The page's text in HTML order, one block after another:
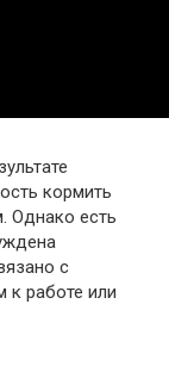
кормить
Однако есть
с
к работе или